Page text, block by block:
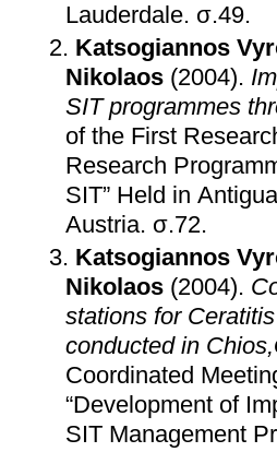
Lauderdale. σ.49.
Katsogiannos
Nikolaos (2004).
SIT programmes
of the First
Research
SIT” Held in
Austria. σ.72.
Katsogiannos
Nikolaos (2004).
stations for
conducted in
Coordinated
“Development of
SIT Management